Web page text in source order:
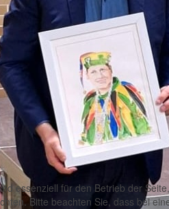
essenziell für den Betrieb der
Bitte beachten Sie, dass bei